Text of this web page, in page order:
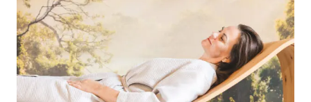
EINE
ERHOLSAME
NACHT
UND
TIEFE
REGENERATION